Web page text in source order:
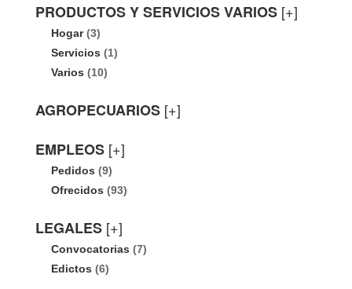
PRODUCTOS Y SERVICIOS VARIOS [+]
Hogar(3)
Servicios (1)
Varios (10)
AGROPECUARIOS [+]
EMPLEOS [+]
Pedidos (9)
Ofrecidos (93)
LEGALES [+]
Convocatorias (7)
Edictos (6)